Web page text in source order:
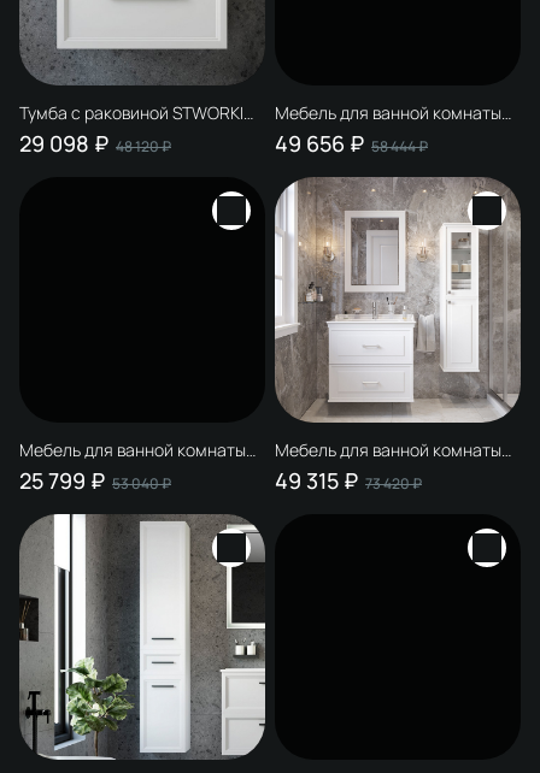
Тумба с раковиной STWORKI
Эстерсунд 75 белая матовая
29 098 ₽ 48 120 ₽
Мебель для ванной комнаты
STWORKI Эстерсунд 90 белая
матовая
49 656 ₽ 58 444 ₽
Мебель для ванной комнаты
STWORKI Эстерсунд 60 белая
матовая
25 799 ₽ 53 040 ₽
Мебель для ванной комнаты
STWORKI Хадстен 80 белая, в
классическом стиле,
49 315 ₽ 73 420 ₽